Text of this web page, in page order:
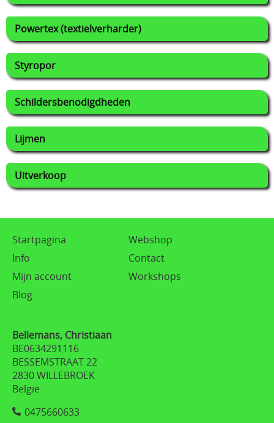
Powertex (textielverharder)
Styropor
Schildersbenodigdheden
Lijmen
Uitverkoop
Startpagina
Webshop
Info
Contact
Mijn account
Workshops
Blog
Bellemans, Christiaan
BE0634291116
BESSEMSTRAAT 22
2830 WILLEBROEK
België
0475660633